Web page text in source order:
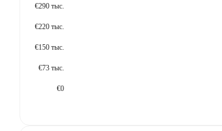
€290 тыс.
€220 тыс.
€150 тыс.
€73 тыс.
€0